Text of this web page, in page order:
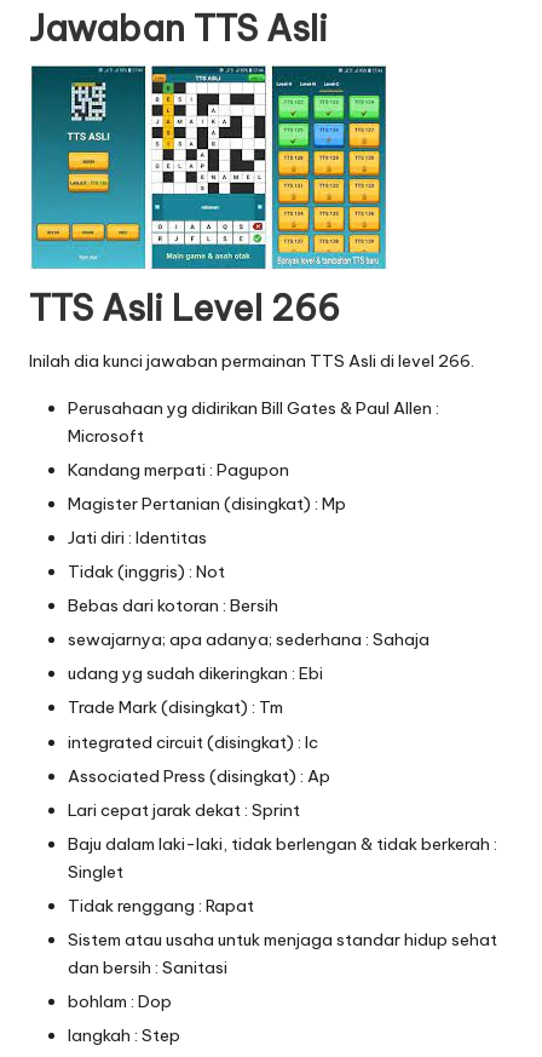
Jawaban TTS Asli
TTS Asli Level 266
Inilah dia kunci jawaban permainan TTS Asli di level 266.
Perusahaan yg didirikan Bill Gates & Paul Allen :
Microsoft
Kandang merpati : Pagupon
Magister Pertanian (disingkat) : Mp
Jati diri : Identitas
Tidak (inggris) : Not
Bebas dari kotoran : Bersih
sewajarnya; apa adanya; sederhana : Sahaja
udang yg sudah dikeringkan : Ebi
Trade Mark (disingkat) : Tm
integrated circuit (disingkat) : Ic
Associated Press (disingkat) : Ap
Lari cepat jarak dekat : Sprint
Baju dalam laki-laki, tidak berlengan & tidak berkerah :
Singlet
Tidak renggang : Rapat
Sistem atau usaha untuk menjaga standar hidup sehat
dan bersih : Sanitasi
bohlam : Dop
langkah : Step